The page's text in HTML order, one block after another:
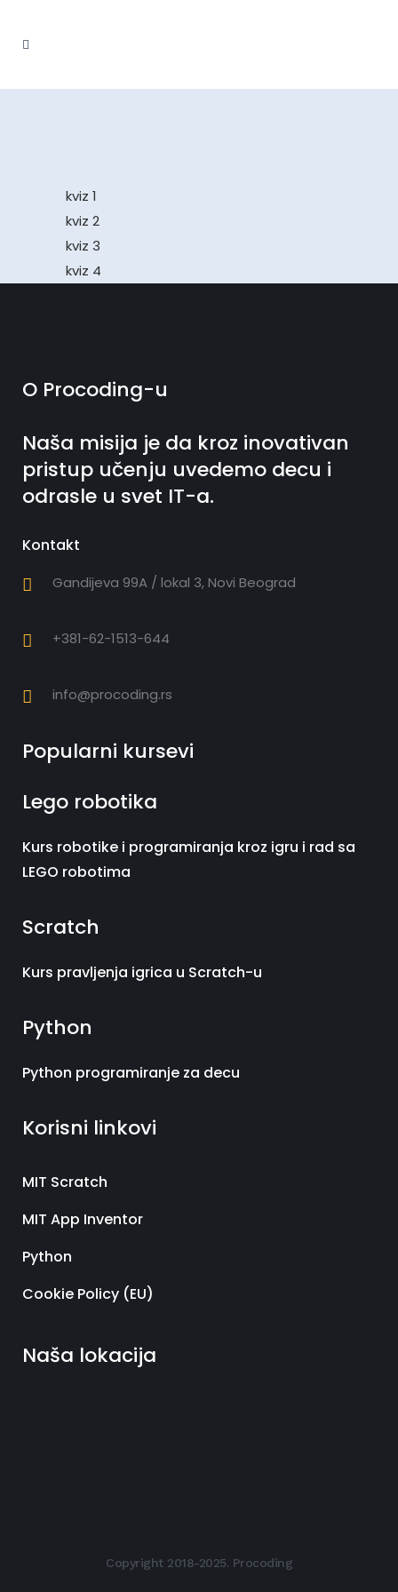
kviz 1
kviz 2
kviz 3
kviz 4
O Procoding-u
Naša misija je da kroz inovativan
pristup učenju uvedemo decu i
odrasle u svet IT-a.
Kontakt
Gandijeva 99A / lokal 3, Novi Beograd
+381-62-1513-644
info@procoding.rs
Popularni kursevi
Lego robotika
Kurs robotike i programiranja kroz igru i rad sa
LEGO robotima
Scratch
Kurs pravljenja igrica u Scratch-u
Python
Python programiranje za decu
Korisni linkovi
MIT Scratch
MIT App Inventor
Python
Cookie Policy (EU)
Naša lokacija
Copyright 2018-2025. Procoding